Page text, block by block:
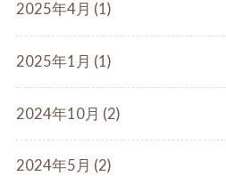
2025年4月 (1)
2025年1月 (1)
2024年10月 (2)
2024年5月 (2)